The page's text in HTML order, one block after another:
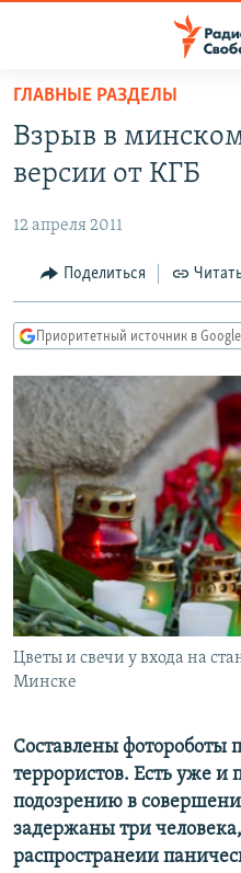
упрощенного
доступа
основному
Вернутся
главной
навигации
Вернутся
поиску
ПОДКАСТЫ
АВТОРСКИЕ ПРОЕКТЫ
ЦИТАТЫ СВОБОДЫ
МНЕНИЯ
IDEL.РЕАЛИИ
КАВКАЗ.РЕАЛИИ
СЕВЕР.РЕАЛИИ
СИБИРЬ.РЕАЛИИ
РАСПИСАНИЕ ВЕЩАНИЯ
ПОДПИШИТЕСЬ НА
СОЦИАЛЬНЫЕ СЕТИ
Все сайты РСЕ/РС
ГЛАВНЫЕ РАЗДЕЛЫ
Взрыв в
версии от КГБ
12 апреля 2011
Поделиться
Приоритетный источник в Google
Цветы и свечи у входа на
Минске
Составлены фотороботы
террористов. Есть уже
подозрению в
задержаны три
распространеии